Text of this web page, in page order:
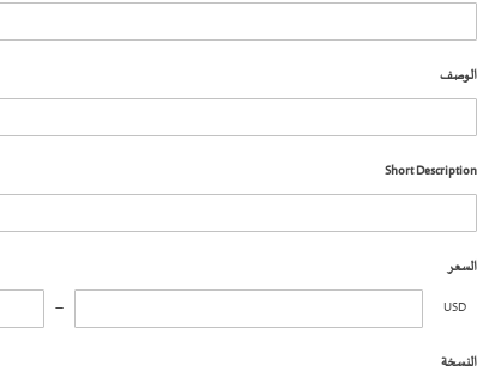
الوصف
Short Description
السعر
USD